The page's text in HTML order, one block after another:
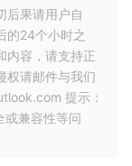
后果请用户自
的24个小时之
内容，请支持正
权请邮件与我们
提示：
或兼容性等问